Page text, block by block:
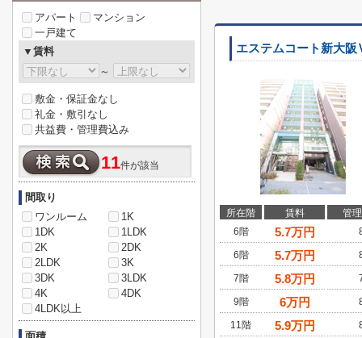
エステムコート新大
所在階 賃料
管
6階
5.7万円
6階 5.7万円
7階 5.8万円
9階 6万円
11階 5.9万円
アパート
マンション
一戸建て
▼賃料
～
敷金・保証金なし
礼金・敷引なし
共益費・管理費込み
11件が該当
間取り
ワンルーム
1K
1DK
1LDK
2K
2DK
2LDK
3K
3DK
3LDK
4K
4DK
4LDK以上